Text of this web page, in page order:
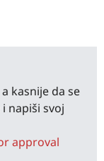
kasnije da se
i napiši svoj
approval